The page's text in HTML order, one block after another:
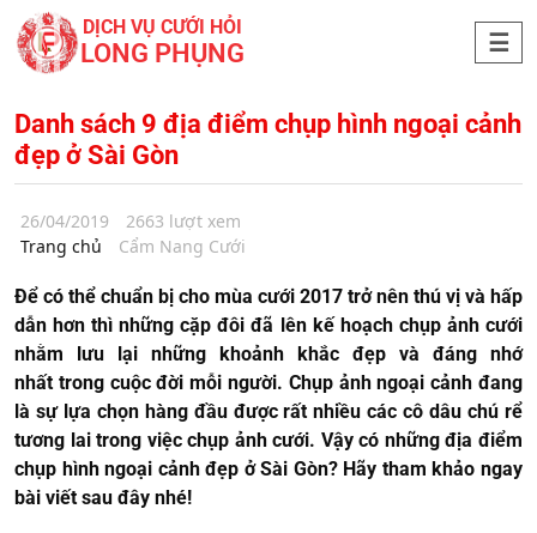
DỊCH VỤ CƯỚI HỎI
LONG PHỤNG
Danh sách 9 địa điểm chụp hình ngoại cảnh
đẹp ở Sài Gòn
26/04/2019
2663 lượt xem
Trang chủ
Cẩm Nang Cưới
Để có thể chuẩn bị cho mùa cưới 2017 trở nên thú vị và hấp
dẫn hơn thì những cặp đôi đã lên kế hoạch chụp ảnh cưới
nhằm lưu lại những khoảnh khắc đẹp và đáng nhớ
nhất trong cuộc đời mỗi người. Chụp ảnh ngoại cảnh đang
là sự lựa chọn hàng đầu được rất nhiều các cô dâu chú rể
tương lai trong việc chụp ảnh cưới. Vậy có những địa điểm
chụp hình ngoại cảnh đẹp ở Sài Gòn? Hãy tham khảo ngay
bài viết sau đây nhé!